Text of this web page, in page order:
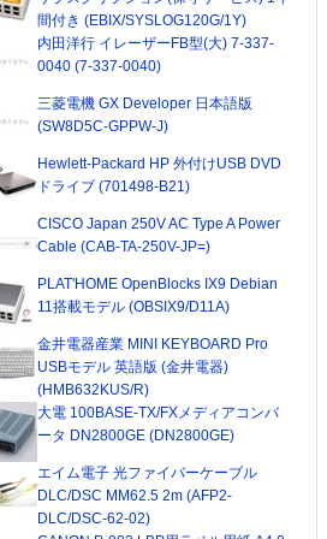
間付き (EBIX/SYSLOG120G/1Y)
内田洋行 イレーザーFB型(大) 7-337-
0040 (7-337-0040)
三菱電機 GX Developer 日本語版
(SW8D5C-GPPW-J)
Hewlett-Packard HP 外付けUSB DVD
ドライブ (701498-B21)
CISCO Japan 250V AC Type A Power
Cable (CAB-TA-250V-JP=)
PLAT'HOME OpenBlocks IX9 Debian
11搭載モデル (OBSIX9/D11A)
金井電器産業 MINI KEYBOARD Pro
USBモデル 英語版 (金井電器)
(HMB632KUS/R)
大電 100BASE-TX/FXメディアコンバ
ータ DN2800GE (DN2800GE)
エイム電子 光ファイバーケーブル
DLC/DSC MM62.5 2m (AFP2-
DLC/DSC-62-02)